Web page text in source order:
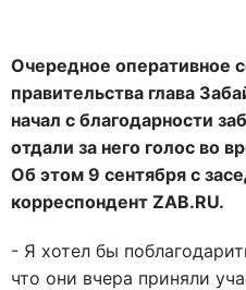
Очередное оперативное
правительства глава
начал с благодарности
отдали за него голос во
Об этом 9 сентября с
корреспондент ZAB.RU.
- Я хотел бы
что они вчера приняли